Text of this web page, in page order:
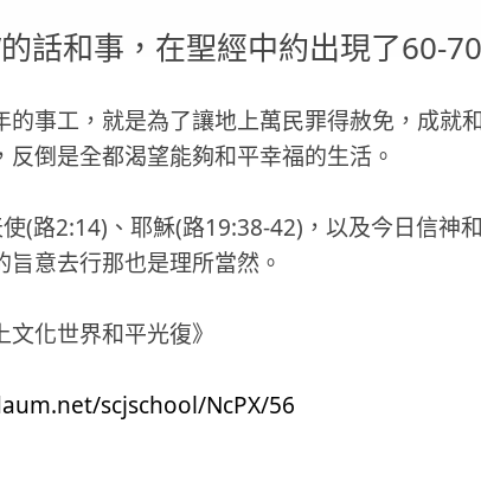
話和事，在聖經中約出現了60-
的事工，就是為了讓地上萬民罪得赦免，成就
倒是全都渴望能夠和平幸福的生活。
(路2:14)、耶穌(路19:38-42)，以及今日信神
意去行那也是理所當然。
化世界和平光復》
scjschool/NcPX/56